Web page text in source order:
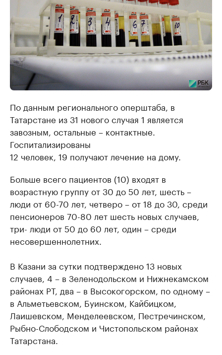
По данным регионального оперштаба, в
Татарстане из 31 нового случая 1 является
завозным, остальные – контактные.
Госпитализированы
12 человек, 19 получают лечение на дому.
Больше всего пациентов (10) входят в
возрастную группу от 30 до 50 лет, шесть –
люди от 60-70 лет, четверо – от 18 до 30, среди
пенсионеров 70-80 лет шесть новых случаев,
три- люди от 50 до 60 лет, один – среди
несовершеннолетних.
В Казани за сутки подтверждено 13 новых
случаев, 4 – в Зеленодольском и Нижнекамском
районах РТ, два – в Высокогорском, по одному –
в Альметьевском, Буинском, Кайбицком,
Лаишевском, Менделеевском, Пестречинском,
Рыбно-Слободском и Чистопольском районах
Татарстана.